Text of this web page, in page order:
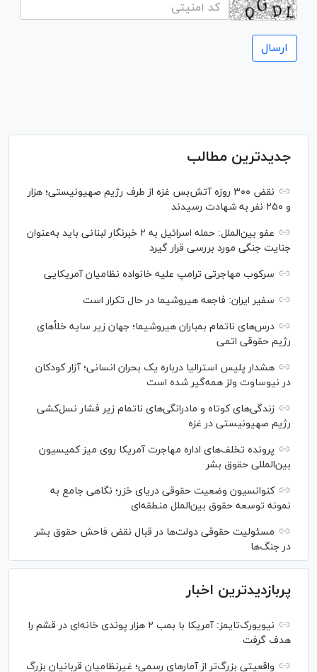
جدیدترین مطالب
نقض ۳۰۰ روزه آتش‌بس غزه از طرف رژیم صهیونیستی؛ هزار
و ۲۵۰ نفر به شهادت رسیدند
عفو بین‌الملل: حمله اسرائیل به ۲ خبرنگار لبنانی باید به‌عنوان
جنایت جنگی مورد بررسی قرار گیرد
سرکوب مهاجرتی ترامپ علیه خانواده نظامیان آمریکایی
سفیر ایران: فاجعه هیروشیما در حال تکرار است
درس‌های ناتمام بمباران هیروشیما؛ جهان زیر سایه خلأ‌های
رژیم حقوقی اتمی
هشدار پلیس استرالیا درباره یک بحران انسانی؛ آزار کودکان
در نیوساوت ولز همه‌گیر شده است
زندگی‌های کوتاه و مادرانگی‌های ناتمام زیر فشار نسل‌کشی
رژیم صهیونیستی در غزه
پرونده تخلف‌های اداره مهاجرت آمریکا روی میز کمیسیون
بین‌المللی حقوق بشر
کنوانسیون وضعیت حقوقی دریای خزر؛ نگاهی جامع به
نمونه توسعه حقوق بین‌الملل منطقه‌ای
مسئولیت حقوقی دولت‌ها در قبال نقض‌ فاحش حقوق بشر
در جنگ‌ها
پربازدیدترین اخبار
نیویورک‌تایمز: آمریکا با بمب ۲ هزار پوندی خانه‌ای در قشم را
هدف گرفت
واقعیتی بزرگ‌تر از آمار‌های رسمی؛ غیرنظامیان قربانیان بزرگ